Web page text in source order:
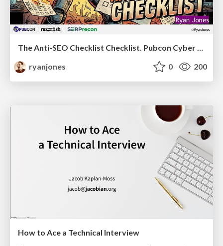
The Anti-SEO Checklist Checklist. Pubcon Cyber Week
ryanjones
0 200
How to Ace a Technical Interview